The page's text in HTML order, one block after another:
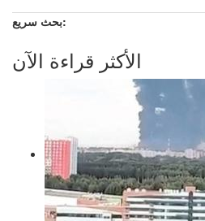
بحث سريع:
الأكثر قراءة الآن